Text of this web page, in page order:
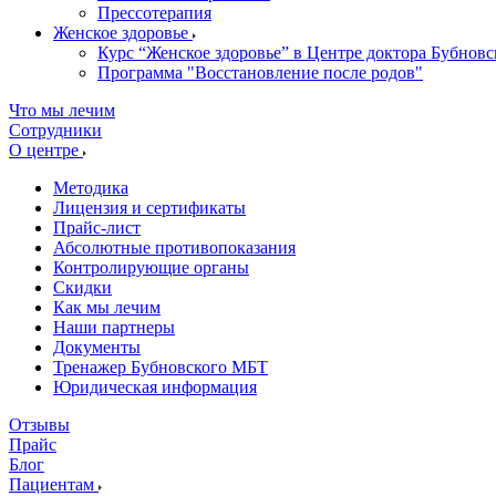
Прессотерапия
Женское здоровье
Курс “Женское здоровье” в Центре доктора
Программа "Восстановление после родов"
Что мы лечим
Сотрудники
О центре
Методика
Лицензия и сертификаты
Прайс-лист
Абсолютные противопоказания
Контролирующие органы
Скидки
Как мы лечим
Наши партнеры
Документы
Тренажер Бубновского МБТ
Юридическая информация
Отзывы
Прайс
Блог
Пациентам